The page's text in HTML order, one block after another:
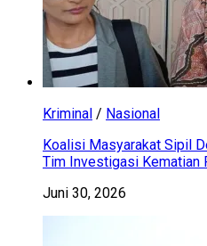
Kriminal / Nasional
Koalisi Masyarakat Sipil
Tim Investigasi Kematian
Juni 30, 2026